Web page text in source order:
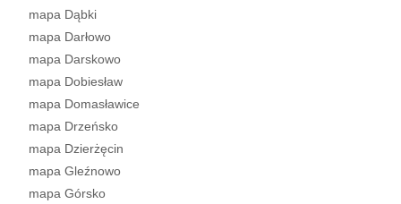
mapa Dąbki
mapa Darłowo
mapa Darskowo
mapa Dobiesław
mapa Domasławice
mapa Drzeńsko
mapa Dzierżęcin
mapa Gleźnowo
mapa Górsko